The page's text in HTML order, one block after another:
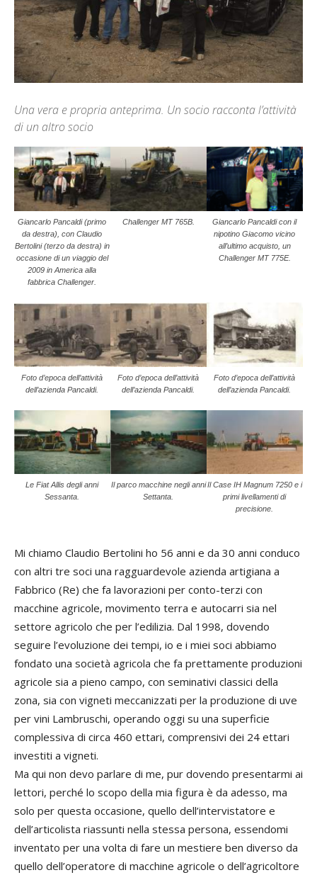
Una vera e propria anteprima. Un socio racconta l’attività
di un altro socio
Giancarlo Pancaldi (primo
da destra), con Claudio
Bertolini (terzo da destra) in
occasione di un viaggio del
2009 in America alla
fabbrica Challenger.
Challenger MT 765B.
Giancarlo Pancaldi con il
nipotino Giacomo vicino
all’ultimo acquisto, un
Challenger MT 775E.
Foto d’epoca dell’attività
dell’azienda Pancaldi.
Foto d’epoca dell’attività
dell’azienda Pancaldi.
Foto d’epoca dell’attività
dell’azienda Pancaldi.
Le Fiat Allis degli anni
Sessanta.
Il parco macchine negli anni
Settanta.
Il Case IH Magnum 7250 e i
primi livellamenti di
precisione.
Mi chiamo Claudio Bertolini ho 56 anni e da 30 anni conduco
con altri tre soci una ragguardevole azienda artigiana a
Fabbrico (Re) che fa lavorazioni per conto-terzi con
macchine agricole, movimento terra e autocarri sia nel
settore agricolo che per l’edilizia. Dal 1998, dovendo
seguire l’evoluzione dei tempi, io e i miei soci abbiamo
fondato una società agricola che fa prettamente produzioni
agricole sia a pieno campo, con seminativi classici della
zona, sia con vigneti meccanizzati per la produzione di uve
per vini Lambruschi, operando oggi su una superficie
complessiva di circa 460 ettari, comprensivi dei 24 ettari
investiti a vigneti.
Ma qui non devo parlare di me, pur dovendo presentarmi ai
lettori, perché lo scopo della mia figura è da adesso, ma
solo per questa occasione, quello dell’intervistatore e
dell’articolista riassunti nella stessa persona, essendomi
inventato per una volta di fare un mestiere ben diverso da
quello dell’operatore di macchine agricole o dell’agricoltore